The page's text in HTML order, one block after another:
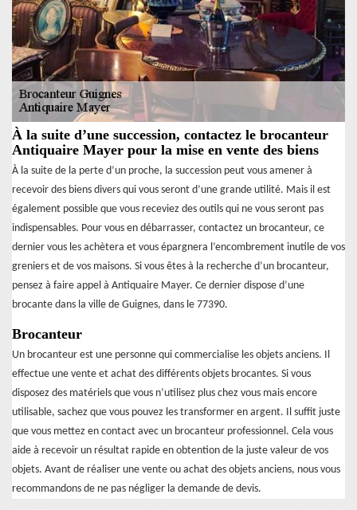
À la suite d’une succession, contactez le brocanteur
Antiquaire Mayer pour la mise en vente des biens
À la suite de la perte d’un proche, la succession peut vous amener à
recevoir des biens divers qui vous seront d’une grande utilité. Mais il est
également possible que vous receviez des outils qui ne vous seront pas
indispensables. Pour vous en débarrasser, contactez un brocanteur, ce
dernier vous les achètera et vous épargnera l’encombrement inutile de vos
greniers et de vos maisons. Si vous êtes à la recherche d’un brocanteur,
pensez à faire appel à Antiquaire Mayer. Ce dernier dispose d’une
brocante dans la ville de Guignes, dans le 77390.
Brocanteur
Un brocanteur est une personne qui commercialise les objets anciens. Il
effectue une vente et achat des différents objets brocantes. Si vous
disposez des matériels que vous n’utilisez plus chez vous mais encore
utilisable, sachez que vous pouvez les transformer en argent. Il suffit juste
que vous mettez en contact avec un brocanteur professionnel. Cela vous
aide à recevoir un résultat rapide en obtention de la juste valeur de vos
objets. Avant de réaliser une vente ou achat des objets anciens, nous vous
recommandons de ne pas négliger la demande de devis.